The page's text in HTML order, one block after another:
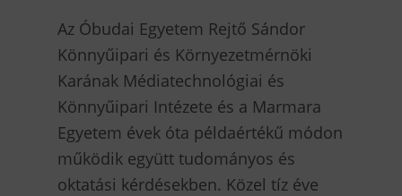
Az Óbudai Egyetem Rejtő Sándor
Könnyűipari és Környezetmérnöki
Karának Médiatechnológiai és
Könnyűipari Intézete és a Marmara
Egyetem évek óta példaértékű módon
működik együtt tudományos és
oktatási kérdésekben. Közel tíz éve